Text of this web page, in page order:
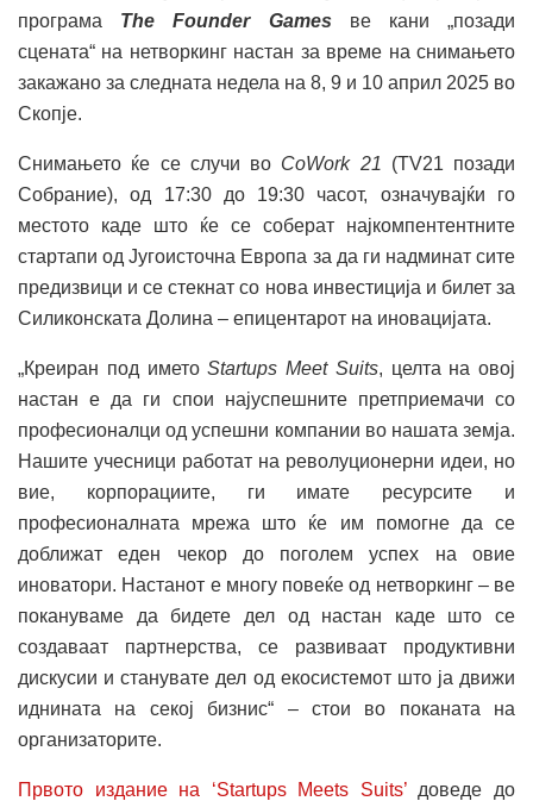
програма The Founder Games ве кани „позади
сцената“ на нетворкинг настан за време на снимањетo
закажано за следната недела на 8, 9 и 10 април 2025 во
Скопје.
Снимањето ќе се случи во CoWork 21 (TV21 позади
Собрание), од 17:30 до 19:30 часот, означувајќи го
местото каде што ќе се соберат најкомпентентните
стартапи од Југоисточна Европа за да ги надминат сите
предизвици и се стекнат со нова инвестиција и билет за
Силиконската Долина – епицентарот на иновацијата.
„Креиран под иметоStartups Meet Suits, целта на овој
настан е да ги спои најуспешните претприемачи со
професионалци од успешни компании во нашата земја.
Нашите учесници работат на револуционерни идеи, но
вие, корпорациите, ги имате ресурсите и
професионалната мрежа што ќе им помогне да се
доближат еден чекор до поголем успех на овие
иноватори. Настанот е многу повеќе од нетворкинг – ве
покануваме да бидете дел од настан каде што се
создаваат партнерства, се развиваат продуктивни
дискусии и станувате дел од екосистемот што ја движи
иднината на секој бизнис“ – стои во поканата на
организаторите.
Првото издание на ‘Startups Meets Suits’доведе до